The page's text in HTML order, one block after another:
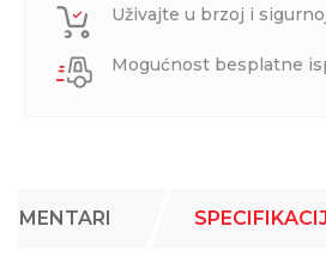
Uživajte u brzoj i
Mogućnost besplatne